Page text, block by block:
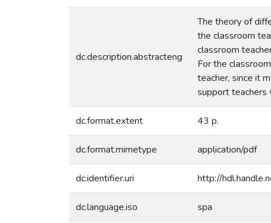
dc.description.abstracteng
The theory of
the classroom
classroom
For the
teacher, since it
support teachers
dc.format.extent 43 p.
dc.format.mimetype application/pdf
dc.identifier.uri http://
dc.language.iso spa